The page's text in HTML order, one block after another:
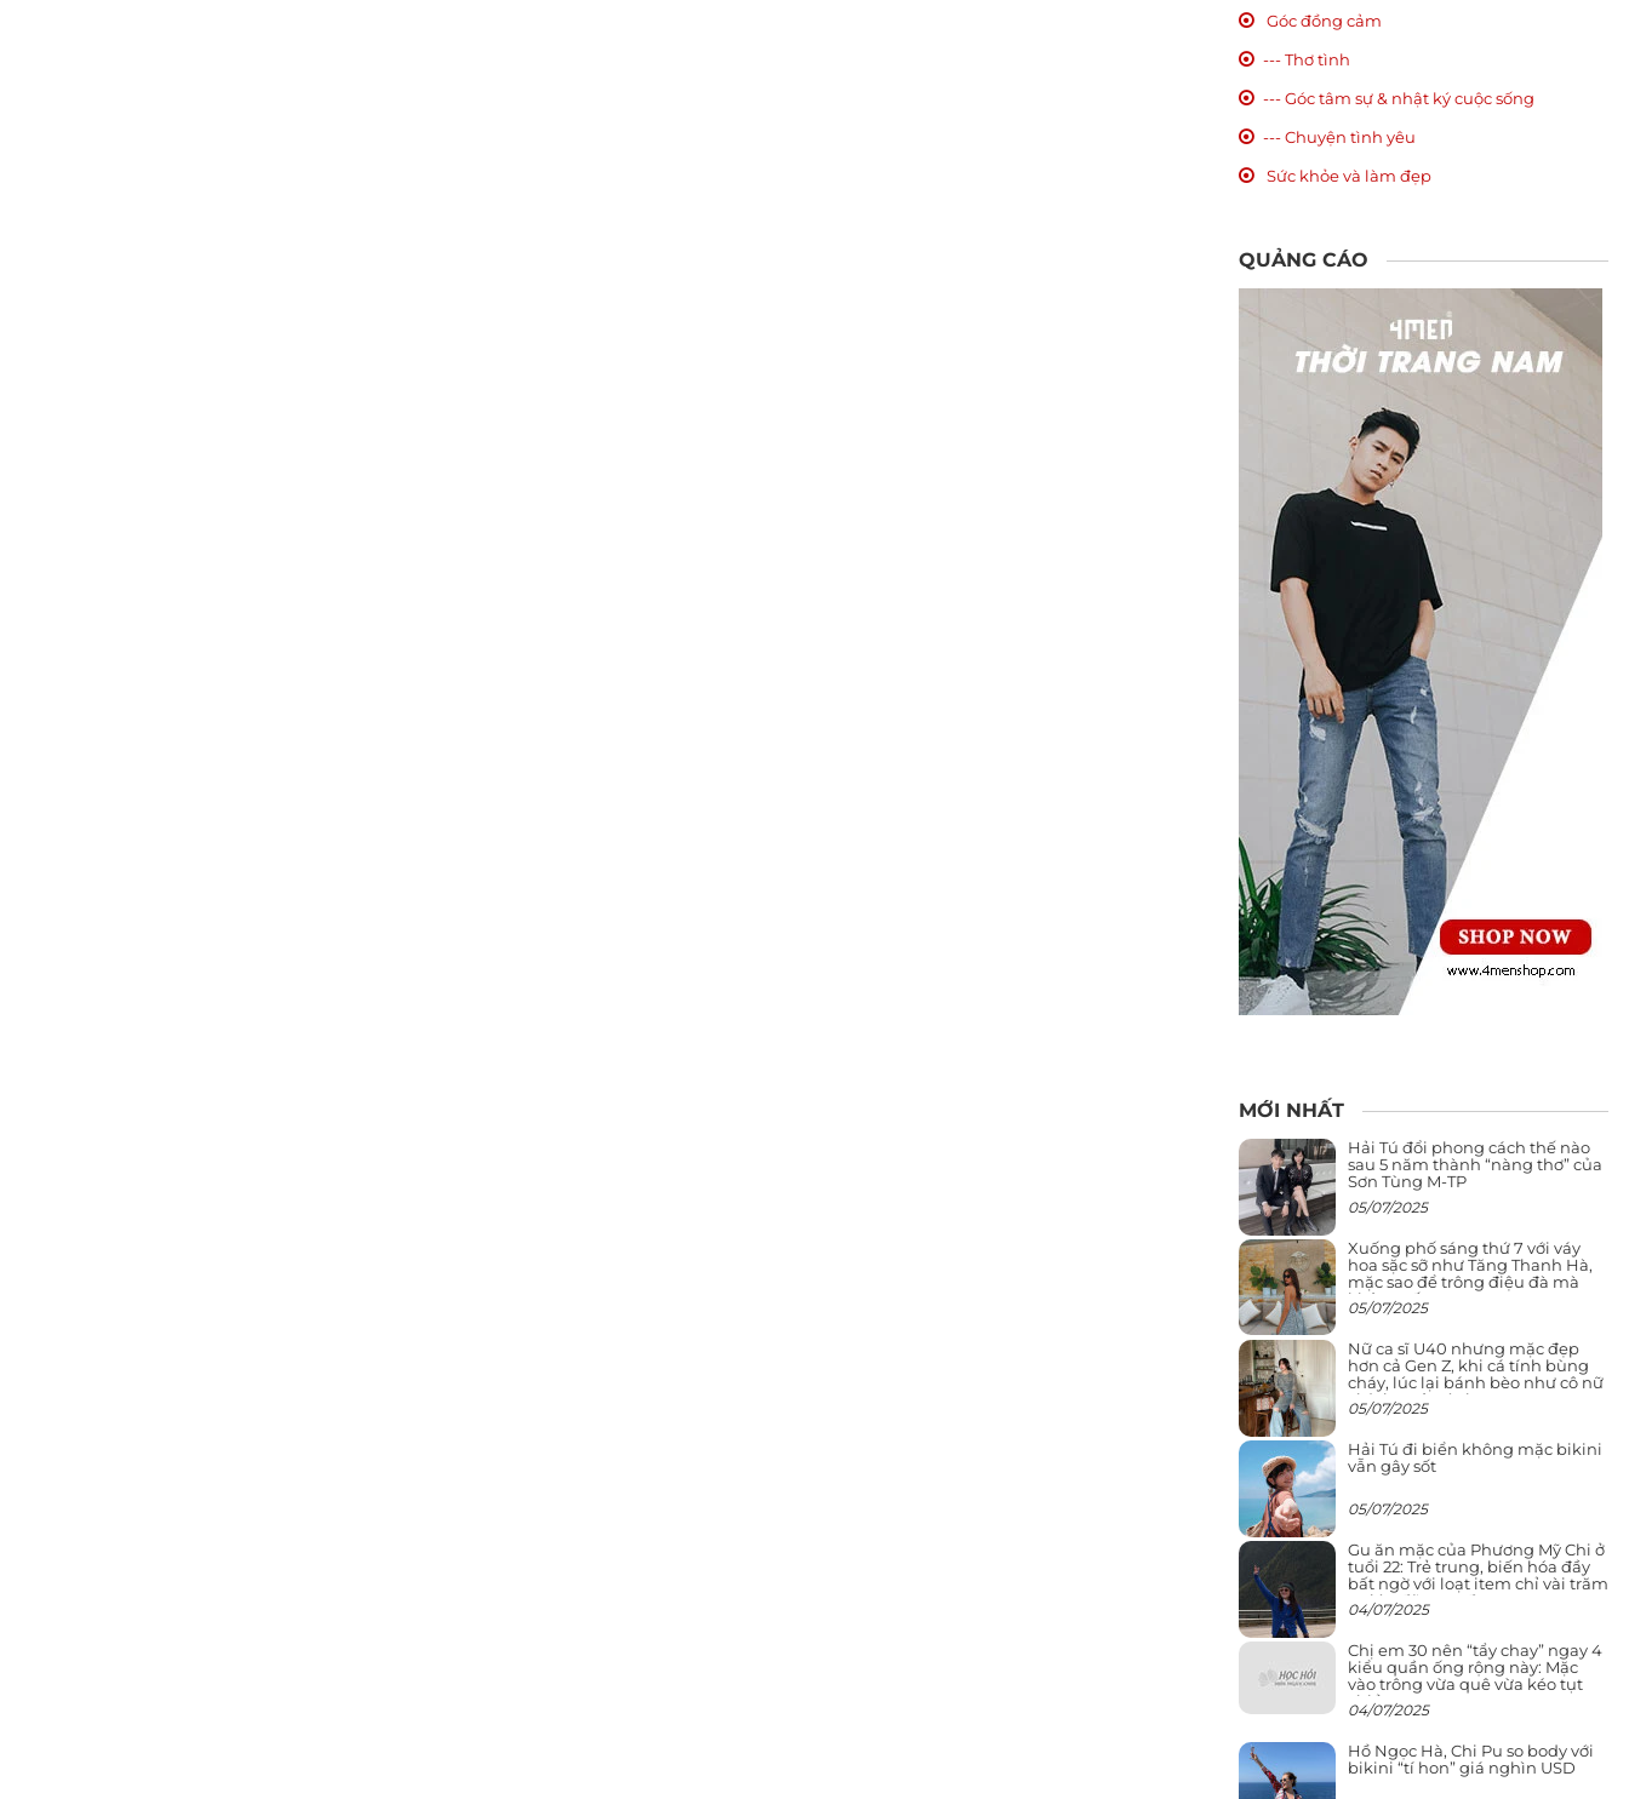
Góc đồng cảm
--- Thơ tình
--- Góc tâm sự & nhật ký cuộc sống
--- Chuyện tình yêu
Sức khỏe và làm đẹp
QUẢNG CÁO
MỚI NHẤT
Hải Tú đổi phong cách thế nào
sau 5 năm thành “nàng thơ” của
Sơn Tùng M-TP
05/07/2025
Xuống phố sáng thứ 7 với váy
hoa sặc sỡ như Tăng Thanh Hà,
mặc sao để trông điệu đà mà
không sến
05/07/2025
Nữ ca sĩ U40 nhưng mặc đẹp
hơn cả Gen Z, khi cá tính bùng
cháy, lúc lại bánh bèo như cô nữ
chính ngôn tình
05/07/2025
Hải Tú đi biển không mặc bikini
vẫn gây sốt
05/07/2025
Gu ăn mặc của Phương Mỹ Chi ở
tuổi 22: Trẻ trung, biến hóa đầy
bất ngờ với loạt item chỉ vài trăm
nghìn đã mua được
04/07/2025
Chị em 30 nên “tẩy chay” ngay 4
kiểu quần ống rộng này: Mặc
vào trông vừa quê vừa kéo tụt
chiều cao
04/07/2025
Hồ Ngọc Hà, Chi Pu so body với
bikini “tí hon” giá nghìn USD